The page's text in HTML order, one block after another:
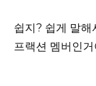
쉽지? 쉽게 말해
프랙션 멤버인거